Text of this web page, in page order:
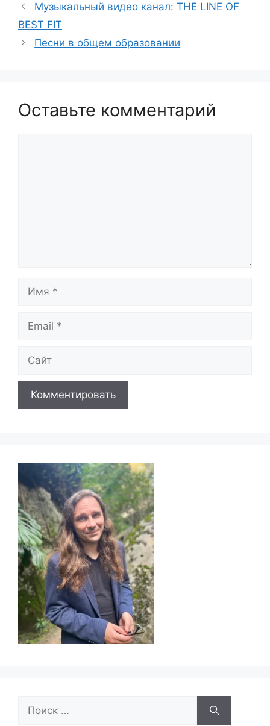
Музыкальный видео канал: THE LINE OF
BEST FIT
Песни в общем образовании
Оставьте комментарий
Имя
Email
Сайт
Поиск: